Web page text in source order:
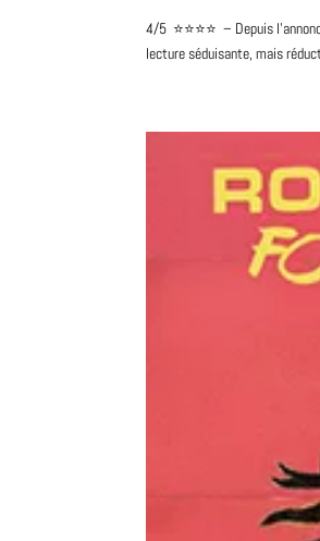
4/5 ⭐️⭐️⭐️⭐️ – Depuis
lecture séduisante, mais